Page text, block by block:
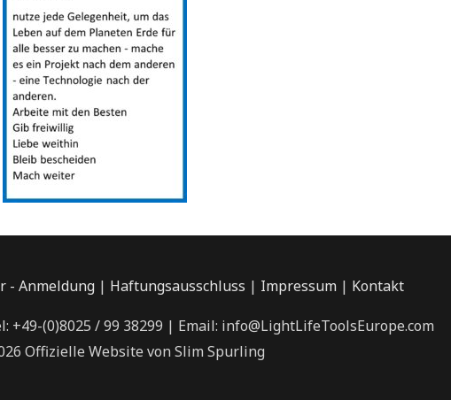
- Anmeldung | Haftungsausschluss | Impressum| Kontakt
+49-(0)8025 / 99 38299 | Email: info@LightLifeToolsEurope.com
Offizielle Website von Slim Spurling